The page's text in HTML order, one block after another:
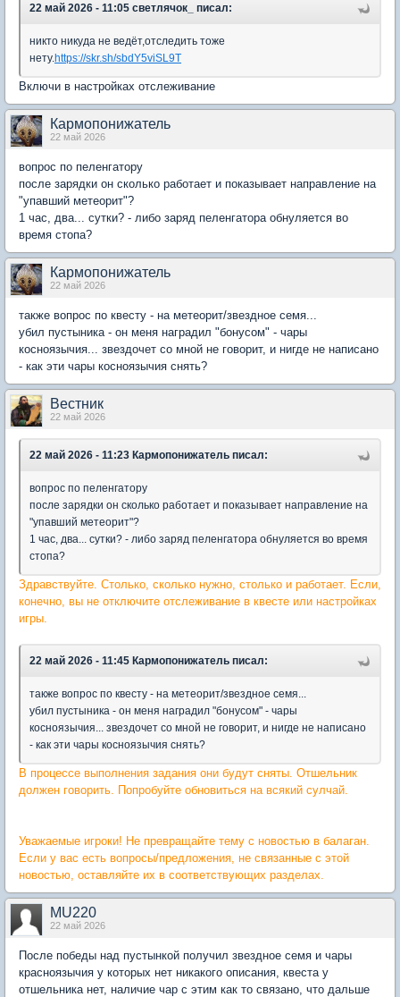
22 май 2026 - 11:05 светлячок_ писал:
никто никуда не ведёт,отследить тоже
нету.https://skr.sh/sbdY5viSL9T
Включи в настройках отслеживание
Кармопонижатель
22 май 2026
вопрос по пеленгатору
после зарядки он сколько работает и показывает направление на
"упавший метеорит"?
1 час, два... сутки? - либо заряд пеленгатора обнуляется во
время стопа?
Кармопонижатель
22 май 2026
также вопрос по квесту - на метеорит/звездное семя...
убил пустыника - он меня наградил "бонусом" - чары
косноязычия... звездочет со мной не говорит, и нигде не написано
- как эти чары косноязычия снять?
Вестник
22 май 2026
22 май 2026 - 11:23 Кармопонижатель писал:
вопрос по пеленгатору
после зарядки он сколько работает и показывает направление на
"упавший метеорит"?
1 час, два... сутки? - либо заряд пеленгатора обнуляется во время
стопа?
Здравствуйте. Столько, сколько нужно, столько и работает. Если,
конечно, вы не отключите отслеживание в квесте или настройках
игры.
22 май 2026 - 11:45 Кармопонижатель писал:
также вопрос по квесту - на метеорит/звездное семя...
убил пустыника - он меня наградил "бонусом" - чары
косноязычия... звездочет со мной не говорит, и нигде не написано
- как эти чары косноязычия снять?
В процессе выполнения задания они будут сняты. Отшельник
должен говорить. Попробуйте обновиться на всякий сулчай.
Уважаемые игроки! Не превращайте тему с новостью в балаган.
Если у вас есть вопросы/предложения, не связанные с этой
новостью, оставляйте их в соответствующих разделах.
MU220
22 май 2026
После победы над пустынкой получил звездное семя и чары
красноязычия у которых нет никакого описания, квеста у
отшельника нет, наличие чар с этим как то связано, что дальше